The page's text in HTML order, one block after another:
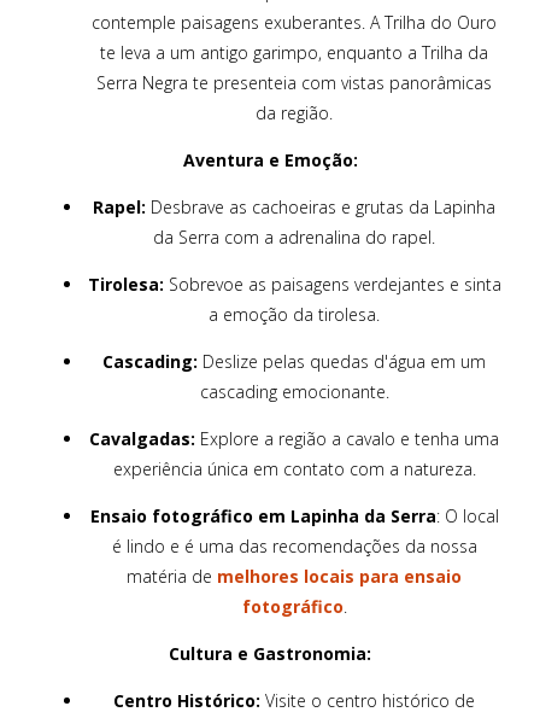
contemple paisagens exuberantes. A Trilha do Ouro
te leva a um antigo garimpo, enquanto a Trilha da
Serra Negra te presenteia com vistas panorâmicas
da região.
Aventura e Emoção:
Rapel: Desbrave as cachoeiras e grutas da Lapinha
da Serra com a adrenalina do rapel.
Tirolesa: Sobrevoe as paisagens verdejantes e sinta
a emoção da tirolesa.
Cascading: Deslize pelas quedas d'água em um
cascading emocionante.
Cavalgadas: Explore a região a cavalo e tenha uma
experiência única em contato com a natureza.
Ensaio fotográfico em Lapinha da Serra: O local
é lindo e é uma das recomendações da nossa
matéria de melhores locais para ensaio
fotográfico
Cultura e Gastronomia:
Centro Histórico: Visite o centro histórico de